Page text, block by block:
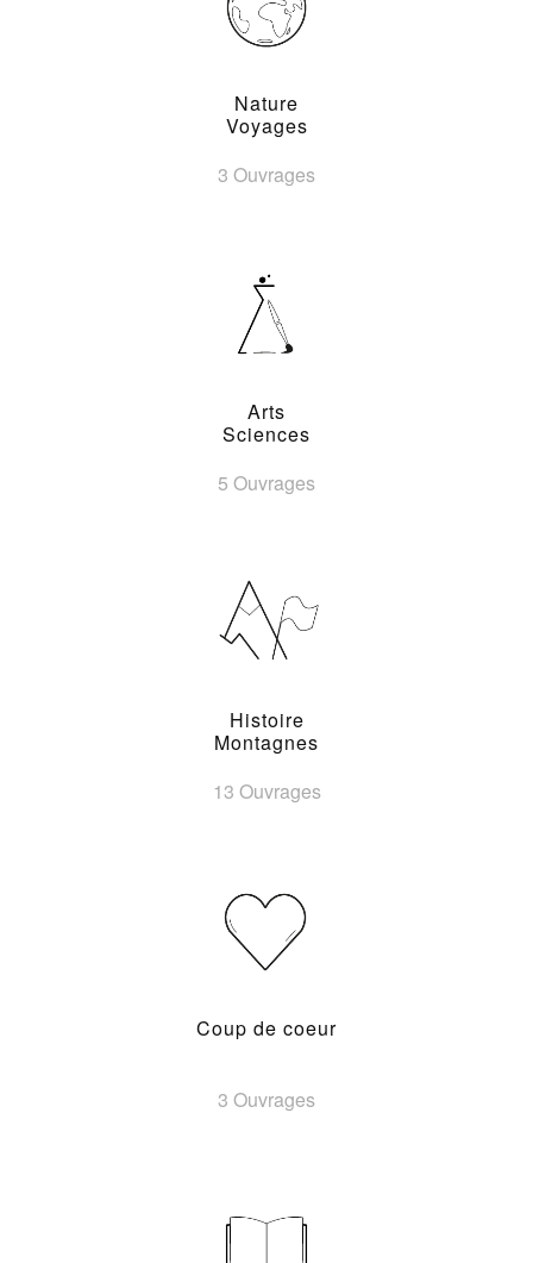
Nature
Voyages
3 Ouvrages
Arts
Sciences
5 Ouvrages
Histoire
Montagnes
13 Ouvrages
Coup de coeur
3 Ouvrages